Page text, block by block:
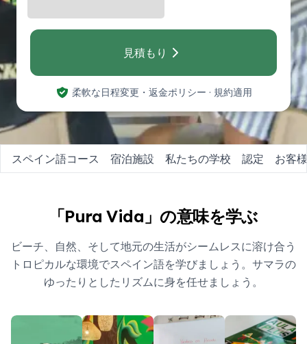
見積もり
柔軟な日程変更・返金ポリシー · 規約適用
スペイン語コース 宿泊施設 私たちの学校 認定 お客
「Pura Vida」の意味を学ぶ
ビーチ、自然、そして地元の生活がシームレスに溶け合う
トロピカルな環境でスペイン語を学びましょう。サマラの
ゆったりとしたリズムに身を任せましょう。